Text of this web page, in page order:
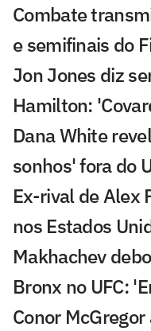
Combate
e semifinais do
Jon Jones diz
Hamilton:
Dana White
sonhos' fora do
Ex-rival de Alex
nos Estados
Makhachev
Bronx no UFC:
Conor